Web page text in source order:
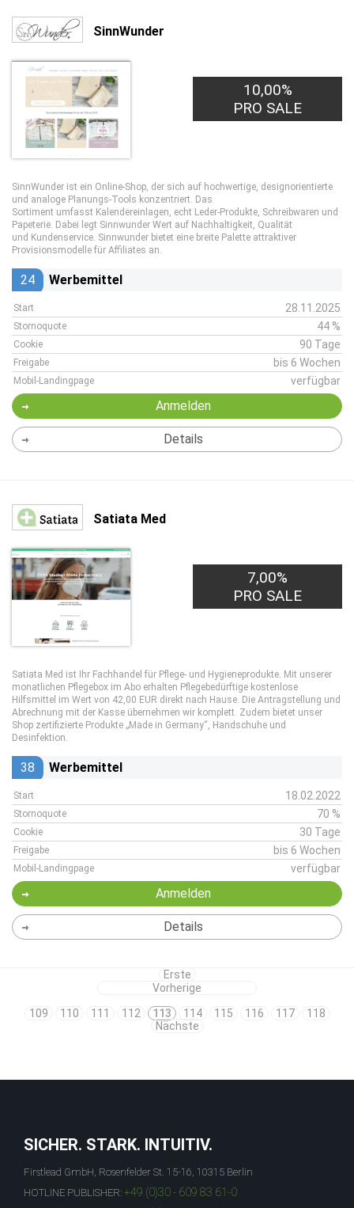
SinnWunder
10,00%
PRO SALE
SinnWunder ist ein Online-Shop, der sich auf hochwertige, designorientierte
und analoge Planungs-Tools konzentriert. Das
Sortiment umfasst Kalendereinlagen, echt Leder-Produkte, Schreibwaren und
Papeterie. Dabei legt Sinnwunder Wert auf Nachhaltigkeit, Qualität
und Kundenservice. Sinnwunder bietet eine breite Palette attraktiver
Provisionsmodelle für Affiliates an.
24 Werbemittel
Start 28.11.2025
Stornoquote 44 %
Cookie 90 Tage
Freigabe bis 6 Wochen
Mobil-Landingpage verfügbar
Anmelden
Details
Satiata Med
45,00€
PRO LEAD
7,00%
PRO SALE
Satiata Med ist Ihr Fachhandel für Pflege- und Hygieneprodukte. Mit unserer
monatlichen Pflegebox im Abo erhalten Pflegebedürftige kostenlose
Hilfsmittel im Wert von 42,00 EUR direkt nach Hause. Die Antragstellung und
Abrechnung mit der Kasse übernehmen wir komplett. Zudem bietet unser
Shop zertifizierte Produkte „Made in Germany“, Handschuhe und
Desinfektion.
38 Werbemittel
Start 18.02.2022
Stornoquote 70 %
Cookie 30 Tage
Freigabe bis 6 Wochen
Mobil-Landingpage verfügbar
Anmelden
Details
Erste
Vorherige
109
110 111 112 113 114 115 116 117
118
Nächste
SICHER. STARK. INTUITIV.
Firstlead GmbH, Rosenfelder St. 15-16, 10315 Berlin
HOTLINE PUBLISHER: +49 (0)30 - 609 83 61-0